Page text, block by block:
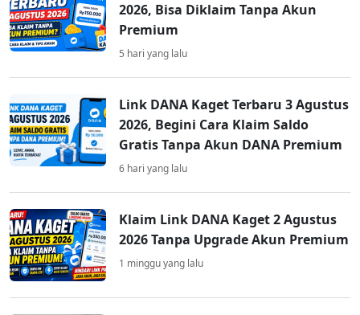
2026, Bisa Diklaim Tanpa Akun
Premium
5 hari yang lalu
Link DANA Kaget Terbaru 3 Agustus
2026, Begini Cara Klaim Saldo
Gratis Tanpa Akun DANA Premium
6 hari yang lalu
Klaim Link DANA Kaget 2 Agustus
2026 Tanpa Upgrade Akun Premium
1 minggu yang lalu